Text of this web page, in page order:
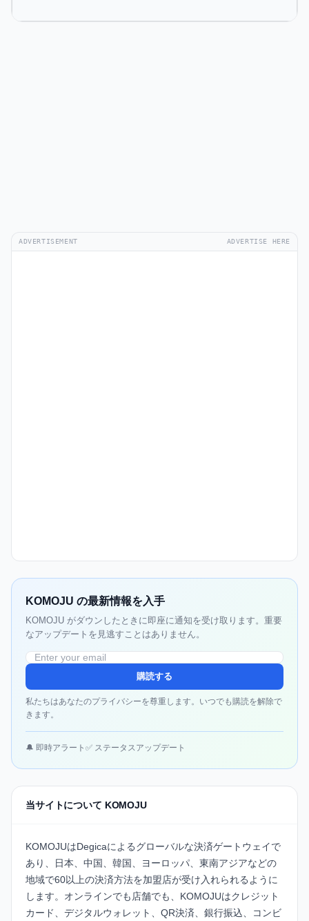
ADVERTISEMENT ADVERTISE HERE
KOMOJU の最新情報を入手
KOMOJU がダウンしたときに即座に通知を受け取ります。重要
なアップデートを見逃すことはありません。
購読する
私たちはあなたのプライバシーを尊重します。いつでも購読を解除で
きます。
🔔 即時アラート ✅ ステータスアップデート
当サイトについて KOMOJU
KOMOJUはDegicaによるグローバルな決済ゲートウェイで
あり、日本、中国、韓国、ヨーロッパ、東南アジアなどの
地域で60以上の決済方法を加盟店が受け入れられるように
します。オンラインでも店舗でも、KOMOJUはクレジット
カード、デジタルウォレット、QR決済、銀行振込、コンビ